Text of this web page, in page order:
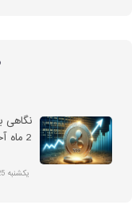
نگاهی
2 ماه آخر سال 2024
یکشنبه 25 آذر 1403